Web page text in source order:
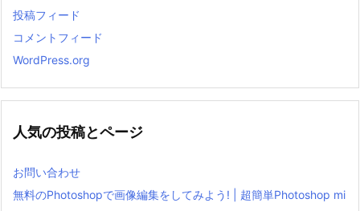
投稿フィード
コメントフィード
WordPress.org
人気の投稿とページ
お問い合わせ
無料のPhotoshopで画像編集をしてみよう! | 超簡単Photoshop mi